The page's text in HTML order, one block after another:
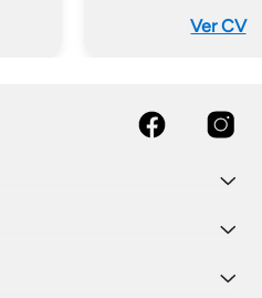
Ver CV
facebook instagram